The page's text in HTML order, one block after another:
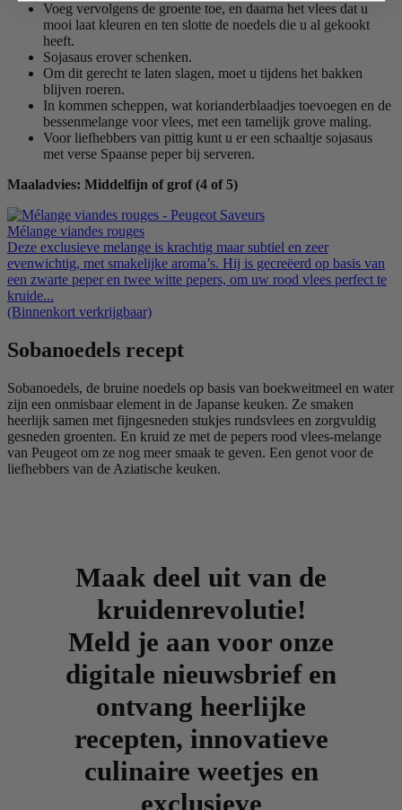
Voeg vervolgens de groente toe, en daarna het vlees dat u
mooi laat kleuren en ten slotte de noedels die u al gekookt
heeft.
Sojasaus erover schenken.
Om dit gerecht te laten slagen, moet u tijdens het bakken
blijven roeren.
In kommen scheppen, wat korianderblaadjes toevoegen en de
bessenmelange voor vlees, met een tamelijk grove maling.
Voor liefhebbers van pittig kunt u er een schaaltje sojasaus
met verse Spaanse peper bij serveren.
Maaladvies: Middelfijn of grof (4 of 5)
Mélange viandes rouges
Deze exclusieve melange is krachtig maar subtiel en zeer
evenwichtig, met smakelijke aroma’s. Hij is gecreëerd op basis van
een zwarte peper en twee witte pepers, om uw rood vlees perfect te
kruide...
(Binnenkort verkrijgbaar)
Sobanoedels recept
Sobanoedels, de bruine noedels op basis van boekweitmeel en water
zijn een onmisbaar element in de Japanse keuken. Ze smaken
heerlijk samen met fijngesneden stukjes rundsvlees en zorgvuldig
gesneden groenten. En kruid ze met de pepers rood vlees-melange
van Peugeot om ze nog meer smaak te geven. Een genot voor de
liefhebbers van de Aziatische keuken.
Maak deel uit van de
kruidenrevolutie!
Meld je aan voor onze
digitale nieuwsbrief en
ontvang heerlijke
recepten, innovatieve
culinaire weetjes en
exclusieve